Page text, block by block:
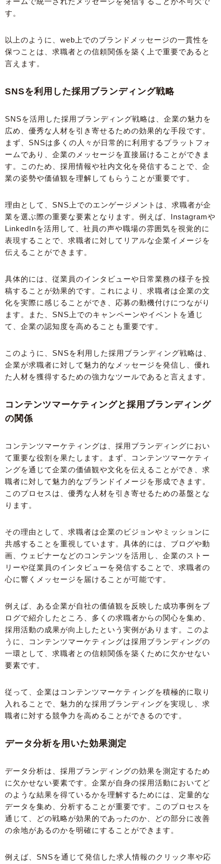
す。
以上のように、web上でのブランドメッセージの一貫性を
保つことは、求職者との信頼関係を築く上で重要であると
言えます。
SNSを利用した採用ブランディング戦略
SNSを活用した採用ブランディング戦略は、企業の魅力を
広め、優秀な人材を引き寄せるための効果的な手段です。
まず、SNSは多くの人々が日常的に利用するプラットフォ
ームであり、企業のメッセージを直接届けることができま
す。このため、採用情報や社内文化を発信することで、企
業の姿勢や価値観を理解してもらうことが重要です。
理由として、SNS上でのエンゲージメントは、求職者が企
業を選ぶ際の重要な要素となります。例えば、Instagramや
LinkedInを活用して、社員の声や職場の雰囲気を視覚的に
表現することで、求職者に対してリアルな企業イメージを
伝えることができます。
具体的には、従業員のインタビューや日常業務の様子を投
稿することが効果的です。これにより、求職者は企業の文
化を実際に感じることができ、応募の動機付けにつながり
ます。また、SNS上でのキャンペーンやイベントを通じ
て、企業の認知度を高めることも重要です。
このように、SNSを利用した採用ブランディング戦略は、
企業が求職者に対して魅力的なメッセージを発信し、優れ
た人材を獲得するための強力なツールであると言えます。
コンテンツマーケティングと採用ブランディング
の関係
コンテンツマーケティングは、採用ブランディングにおい
て重要な役割を果たします。まず、コンテンツマーケティ
ングを通じて企業の価値観や文化を伝えることができ、求
職者に対して魅力的なブランドイメージを形成できます。
このプロセスは、優秀な人材を引き寄せるための基盤とな
ります。
その理由として、求職者は企業のビジョンやミッションに
共感することを重視しています。具体的には、ブログや動
画、ウェビナーなどのコンテンツを活用し、企業のストー
リーや従業員のインタビューを発信することで、求職者の
心に響くメッセージを届けることが可能です。
例えば、ある企業が自社の価値観を反映した成功事例をブ
ログで紹介したところ、多くの求職者からの関心を集め、
採用活動の成果が向上したという実例があります。このよ
うに、コンテンツマーケティングは採用ブランディングの
一環として、求職者との信頼関係を築くために欠かせない
要素です。
従って、企業はコンテンツマーケティングを積極的に取り
入れることで、魅力的な採用ブランディングを実現し、求
職者に対する競争力を高めることができるのです。
データ分析を用いた効果測定
データ分析は、採用ブランディングの効果を測定するため
に欠かせない要素です。企業が自身の採用活動においてど
のような結果を得ているかを理解するためには、定量的な
データを集め、分析することが重要です。このプロセスを
通じて、どの戦略が効果的であったのか、どの部分に改善
の余地があるのかを明確にすることができます。
例えば、SNSを通じて発信した求人情報のクリック率や応